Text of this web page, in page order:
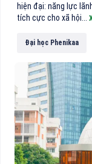
hiện đại: năng lực
tích cực cho xã hội...
Đại học Phenikaa